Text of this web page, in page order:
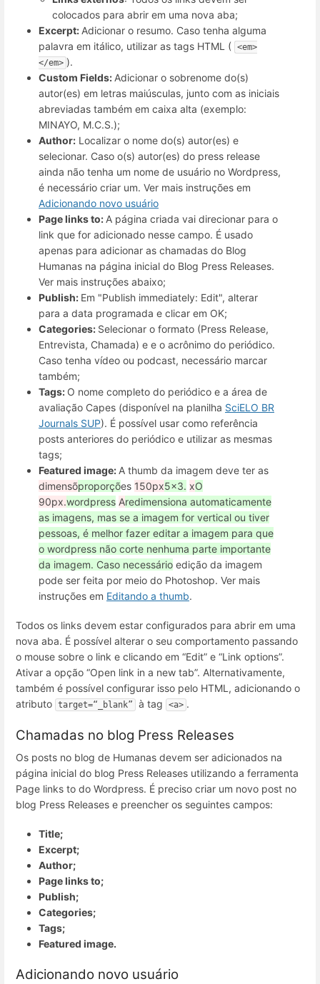
colocados para abrir em uma nova aba;
Excerpt: Adicionar o resumo. Caso tenha alguma
palavra em itálico, utilizar as tags HTML ( <em>
</em> ).
Custom Fields: Adicionar o sobrenome do(s)
autor(es) em letras maiúsculas, junto com as iniciais
abreviadas também em caixa alta (exemplo:
MINAYO, M.C.S.);
Author: Localizar o nome do(s) autor(es) e
selecionar. Caso o(s) autor(es) do press release
ainda não tenha um nome de usuário no Wordpress,
é necessário criar um. Ver mais instruções em
Adicionando novo usuário
Page links to: A página criada vai direcionar para o
link que for adicionado nesse campo. É usado
apenas para adicionar as chamadas do Blog
Humanas na página inicial do Blog Press Releases.
Ver mais instruções abaixo;
Publish: Em "Publish immediately: Edit", alterar
para a data programada e clicar em OK;
Categories: Selecionar o formato (Press Release,
Entrevista, Chamada) e e o acrônimo do periódico.
Caso tenha vídeo ou podcast, necessário marcar
também;
Tags: O nome completo do periódico e a área de
avaliação Capes (disponível na planilha SciELO BR
Journals SUP). É possível usar como referência
posts anteriores do periódico e utilizar as mesmas
tags;
Featured image: A thumb da imagem deve ter as
dimensõproporções 150px5x3. xO
90px.wordpress Aredimensiona automaticamente
as imagens, mas se a imagem for vertical ou tiver
pessoas, é melhor fazer editar a imagem para que
o wordpress não corte nenhuma parte importante
da imagem. Caso necessário edição da imagem
pode ser feita por meio do Photoshop. Ver mais
instruções em Editando a thumb.
Todos os links devem estar configurados para abrir em uma
nova aba. É possível alterar o seu comportamento passando
o mouse sobre o link e clicando em “Edit” e “Link options”.
Ativar a opção “Open link in a new tab”. Alternativamente,
também é possível configurar isso pelo HTML, adicionando o
atributo target=“_blank” à tag <a> .
Chamadas no blog Press Releases
Os posts no blog de Humanas devem ser adicionados na
página inicial do blog Press Releases utilizando a ferramenta
Page links to do Wordpress. É preciso criar um novo post no
blog Press Releases e preencher os seguintes campos:
Title;
Excerpt;
Author;
Page links to;
Publish;
Categories;
Tags;
Featured image.
Adicionando novo usuário